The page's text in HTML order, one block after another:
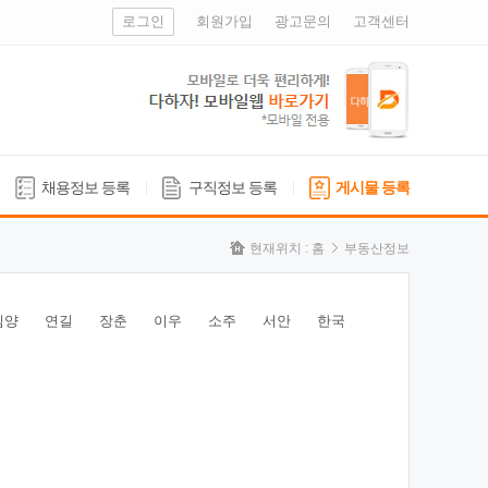
로그인 회원가입 광고문의 고객센터
채용정보 등록 구직정보 등록 게시물 등록
현재위치 : 홈 부동산정보
양 연길 장춘 이우 소주 서안 한국